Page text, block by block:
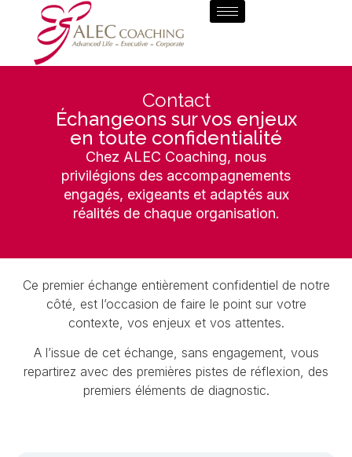
Contact
Échangeons sur vos enjeux
en toute confidentialité
Chez ALEC Coaching, nous
privilégions des accompagnements
engagés, exigeants et adaptés aux
réalités de chaque organisation.
Ce premier échange entièrement confidentiel de notre
côté, est l’occasion de faire le point sur votre
contexte, vos enjeux et vos attentes.
A l’issue de cet échange, sans engagement, vous
repartirez avec des premières pistes de réflexion, des
premiers éléments de diagnostic.